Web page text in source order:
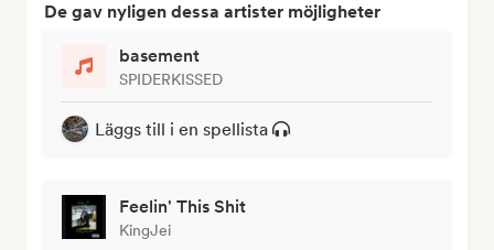
De gav nyligen dessa artister möjligheter
basement
SPIDERKISSED
Läggs till i en spellista
Feelin' This Shit
KingJei